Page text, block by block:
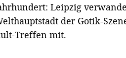
Leipzig
der Gotik-
Treffen mit.